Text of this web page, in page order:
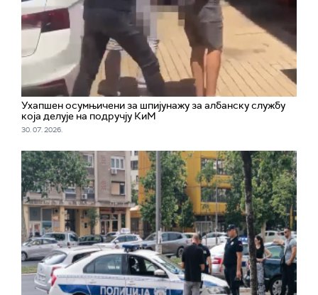
Ухапшен осумњичени за шпијунажу за албанску службу
која делује на подручју КиМ
30. 07. 2026.